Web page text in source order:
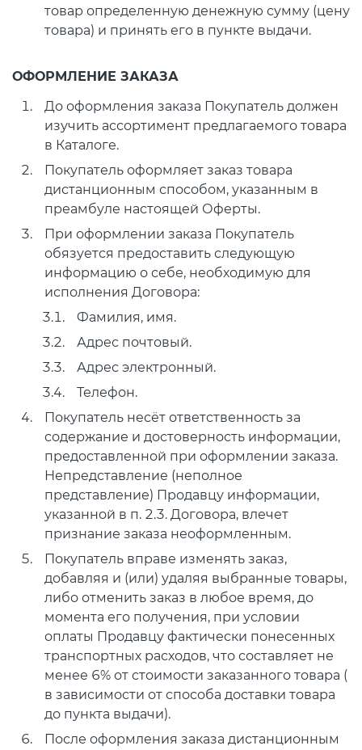
товар определенную денежную сумму (цену
товара) и принять его в пункте выдачи.
ОФОРМЛЕНИЕ ЗАКАЗА
До оформления заказа Покупатель должен
изучить ассортимент предлагаемого товара
в Каталоге.
Покупатель оформляет заказ товара
дистанционным способом, указанным в
преамбуле настоящей Оферты.
При оформлении заказа Покупатель
обязуется предоставить следующую
информацию о себе, необходимую для
исполнения Договора:
Фамилия, имя.
Адрес почтовый.
Адрес электронный.
Телефон.
Покупатель несёт ответственность за
содержание и достоверность информации,
предоставленной при оформлении заказа.
Непредставление (неполное
представление) Продавцу информации,
указанной в п. 2.3. Договора, влечет
признание заказа неоформленным.
Покупатель вправе изменять заказ,
добавляя и (или) удаляя выбранные товары,
либо отменить заказ в любое время, до
момента его получения, при условии
оплаты Продавцу фактически понесенных
транспортных расходов, что составляет не
менее 6% от стоимости заказанного товара (
в зависимости от способа доставки товара
до пункта выдачи).
После оформления заказа дистанционным